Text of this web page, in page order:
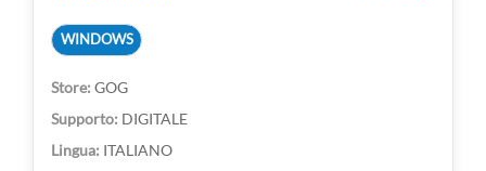
WINDOWS
GOG
DIGITALE
ITALIANO